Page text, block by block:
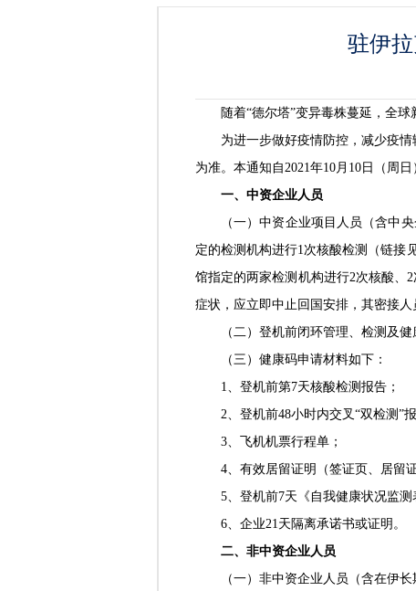
驻伊
随着“德尔塔”变异毒株蔓延，全
为进一步做好疫情防控，减少疫
为准。本通知自2021年10月10日（周日
一、中资企业人员
（一）中资企业项目人员（含中
定的检测机构进行1次核酸检测（链接
馆指定的两家检测机构进行2次核酸、
症状，应立即中止回国安排，其密接人
（二）登机前闭环管理、检测及
（三）健康码申请材料如下：
1、登机前第7天核酸检测报告；
2、登机前48小时内交叉“双检测”报
3、飞机机票行程单；
4、有效居留证明（签证页、居留
5、登机前7天《自我健康状况监测
6、企业21天隔离承诺书或证明。
二、非中资企业人员
（一）非中资企业人员（含在伊